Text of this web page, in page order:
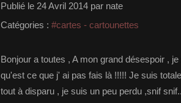
Publié le 24 Avril 2014 par nate
Catégories : #cartes - cartounettes
Bonjour a toutes , A mon grand désespoir ,
qu'est ce que j' ai pas fais là !!!!! Je suis
tout à disparu , je suis un peu perdu ,snif